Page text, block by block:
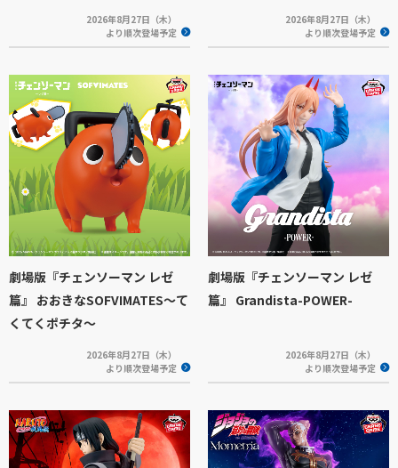
2026年8月27日（木）
より順次登場予定
2026年8月27日（木）
より順次登場予定
劇場版『チェンソーマン レゼ
篇』 おおきなSOFVIMATES～て
くてくポチタ～
2026年8月27日（木）
より順次登場予定
劇場版『チェンソーマン レゼ
篇』 Grandista-POWER-
2026年8月27日（木）
より順次登場予定